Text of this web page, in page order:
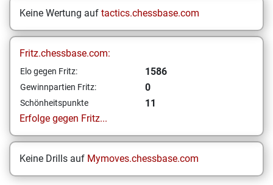
Keine Wertung auf tactics.chessbase.com
Fritz.chessbase.com:
Elo gegen Fritz: 1586
Gewinnpartien Fritz: 0
Schönheitspunkte
11
Erfolge gegen Fritz...
Keine Drills auf Mymoves.chessbase.com